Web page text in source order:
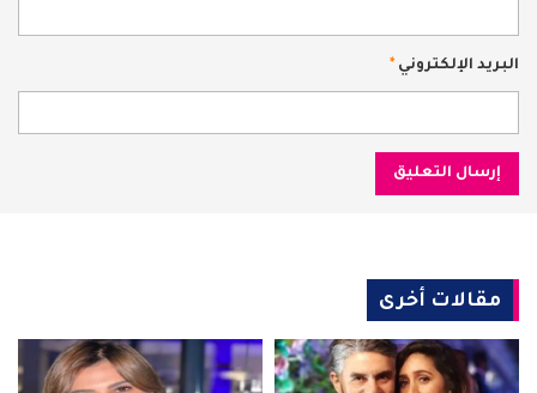
البريد الإلكتروني *
مقالات أخرى